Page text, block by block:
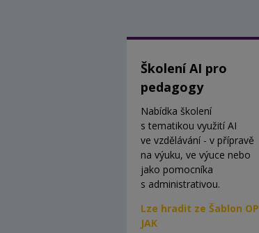
Školení AI pro
pedagogy
Nabídka školení
s tematikou využití AI
ve vzdělávání - v přípravě
na výuku, ve výuce nebo
jako pomocníka
s administrativou.
Lze hradit ze Šablon OP
JAK